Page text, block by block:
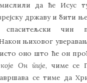
да ће Исус
државу и бити
чин
њиховог
оно што ће он
Он пије, чиме се
се тиме да